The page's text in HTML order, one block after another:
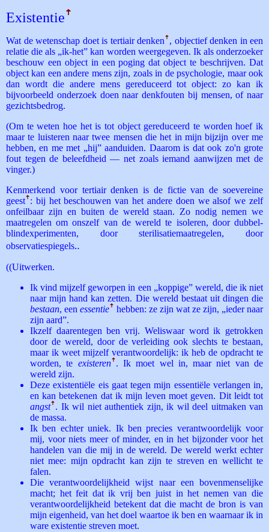
Existentie ꜛ
Wat de wetenschap doet is tertiair denken ꜛ , objectief denken in een
relatie die als „ik-het” kan worden weergegeven. Ik als onderzoeker
beschouw een object in een poging dat object te beschrijven. Dat
object kan een andere mens zijn, zoals in de psychologie, maar ook
dan wordt die andere mens gereduceerd tot object: zo kan ik
bijvoorbeeld onderzoek doen naar denkfouten bij mensen, of naar
gezichtsbedrog.
(Om te weten hoe het is tot object gereduceerd te worden hoef ik
maar te luisteren naar twee mensen die het in mijn bijzijn over me
hebben, en me met „hij” aanduiden. Daarom is dat ook zo'n grote
fout tegen de beleefdheid — net zoals iemand aanwijzen met de
vinger.)
Kenmerkend voor tertiair denken is de fictie van de soevereine
geestꜛ : bij het beschouwen van het andere doen we alsof we zelf
onfeilbaar zijn en buiten de wereld staan. Zo nodig nemen we
maatregelen om onszelf van de wereld te isoleren, door dubbel-
blindexperimenten, door sterilisatiemaatregelen, door
observatiespiegels‥
((Uitwerken.
Ik vind mijzelf geworpen in een „koppige” wereld, die ik niet
naar mijn hand kan zetten. Die wereld bestaat uit dingen die
bestaan, een essentieꜛ hebben: ze zijn wat ze zijn, „ieder naar
zijn aard”.
Ikzelf daarentegen ben vrij. Weliswaar word ik getrokken
door de wereld, door de verleiding ook slechts te bestaan,
maar ik weet mijzelf verantwoordelijk: ik heb de opdracht te
worden, te existerenꜛ . Ik moet wel in, maar niet van de
wereld zijn.
Deze existentiële eis gaat tegen mijn essentiële verlangen in,
en kan betekenen dat ik mijn leven moet geven. Dit leidt tot
angstꜛ . Ik wil niet authentiek zijn, ik wil deel uitmaken van
de massa.
Ik ben echter uniek. Ik ben precies verantwoordelijk voor
mij, voor niets meer of minder, en in het bijzonder voor het
handelen van die mij in de wereld. De wereld werkt echter
niet mee: mijn opdracht kan zijn te streven en wellicht te
falen.
Die verantwoordelijkheid wijst naar een bovenmenselijke
macht; het feit dat ik vrij ben juist in het nemen van die
verantwoordelijkheid betekent dat die macht de bron is van
mijn eigenheid, van het doel waartoe ik ben en waarnaar ik in
ware existentie streven moet.